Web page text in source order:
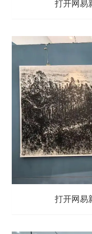
打开网易
打开网易